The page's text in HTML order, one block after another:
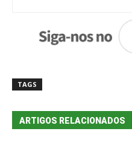
TAGS
ARTIGOS RELACIONADOS